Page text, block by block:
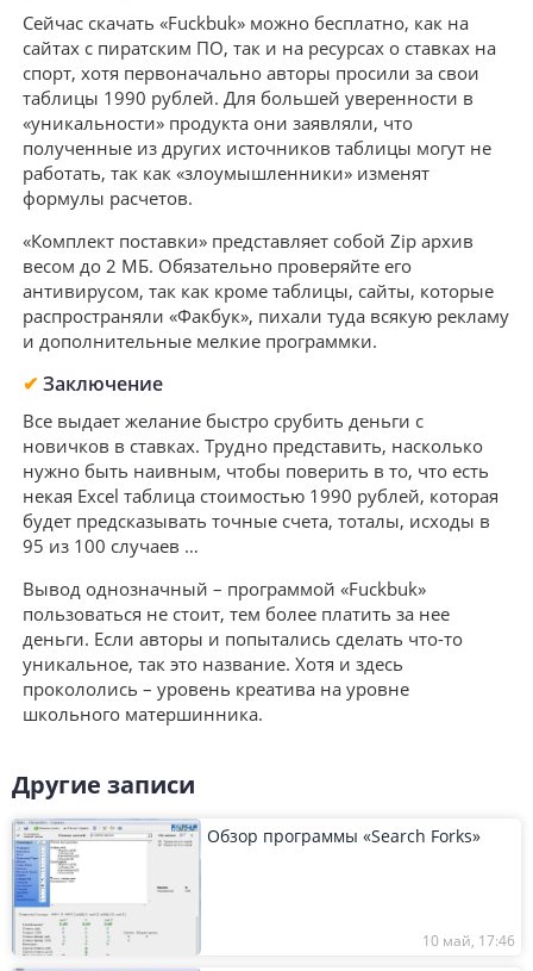
Сейчас скачать «Fuckbuk» можно бесплатно, как на
сайтах с пиратским ПО, так и на ресурсах о ставках на
спорт, хотя первоначально авторы просили за свои
таблицы 1990 рублей. Для большей уверенности в
«уникальности» продукта они заявляли, что
полученные из других источников таблицы могут не
работать, так как «злоумышленники» изменят
формулы расчетов.
«Комплект поставки» представляет собой Zip архив
весом до 2 МБ. Обязательно проверяйте его
антивирусом, так как кроме таблицы, сайты, которые
распространяли «Факбук», пихали туда всякую рекламу
и дополнительные мелкие программки.
✔ Заключение
Все выдает желание быстро срубить деньги с
новичков в ставках. Трудно представить, насколько
нужно быть наивным, чтобы поверить в то, что есть
некая Excel таблица стоимостью 1990 рублей, которая
будет предсказывать точные счета, тоталы, исходы в
95 из 100 случаев …
Вывод однозначный – программой «Fuckbuk»
пользоваться не стоит, тем более платить за нее
деньги. Если авторы и попытались сделать что-то
уникальное, так это название. Хотя и здесь
прокололись – уровень креатива на уровне
школьного матершинника.
Другие записи
Обзор программы «Search Forks»
10 май, 17:46